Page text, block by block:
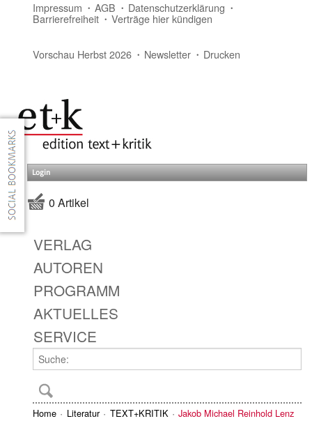
Impressum AGB Datenschutzerklärung
Barrierefreiheit Verträge hier kündigen
Vorschau Herbst 2026 Newsletter Drucken
Login
0 Artikel
VERLAG
AUTOREN
PROGRAMM
AKTUELLES
SERVICE
Home Literatur TEXT+KRITIK Jakob Michael Reinhold Lenz